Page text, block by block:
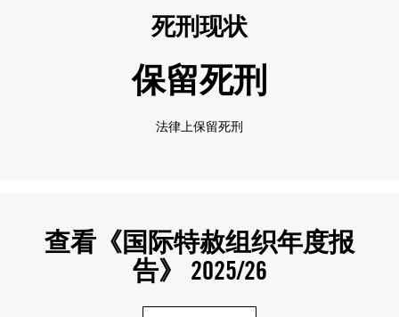
死刑现状
保留死刑
法律上保留死刑
查看《国际特赦组织年度报
告》 2025/26